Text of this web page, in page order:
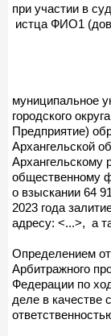
при участии в
истца ФИО1
муниципальное
городского
Предприятие)
Архангельской
Архангельскому
общественному
о взыскании 64
2023 года
адресу: <...>, а
Определением
Арбитражного
Федерации по
деле в качестве